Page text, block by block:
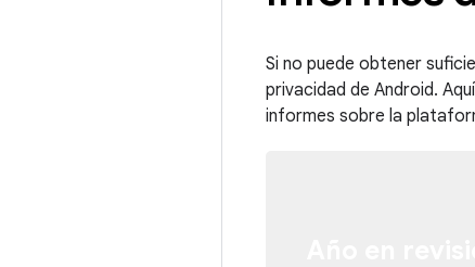
Si no puede obtener
privacidad de Android.
informes sobre la